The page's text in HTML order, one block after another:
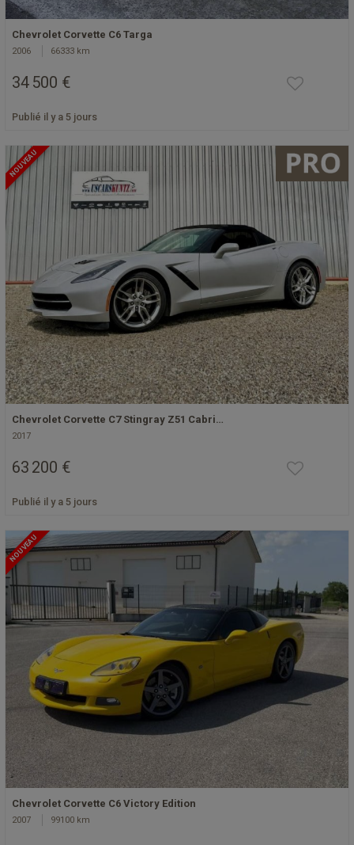
Chevrolet Corvette C6 Targa
2006 66333 km
34 500 €
Publié il y a 5 jours
NOUVEAU
Chevrolet Corvette C7 Stingray Z51 Cabri…
2017
63 200 €
Publié il y a 5 jours
NOUVEAU
Chevrolet Corvette C6 Victory Edition
2007 99100 km